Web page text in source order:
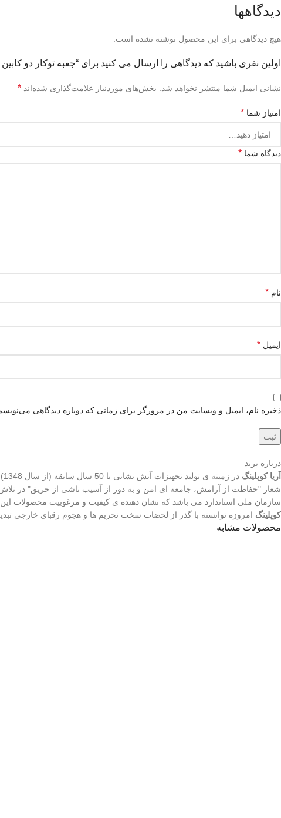
دیدگاهها
هیچ دیدگاهی برای این محصول نوشته نشده است.
اولین نفری باشید که دیدگاهی را ارسال می کنید برای “جعبه توکار دو
نشانی ایمیل شما منتشر نخواهد شد. بخش‌های موردنیاز علامت‌گذاری شده‌اند *
امتیاز شما *
دیدگاه شما *
نام *
ایمیل *
ذخیره نام، ایمیل و وبسایت من در مرورگر برای زمانی که دوباره دیدگاهی
درباره برند
آریا کوپلینگ
شعار "حفاظت از آرامش، جامعه ای امن و به دور از آسیب ناشی از حریق" در تلاش
سازمان ملی استاندارد می باشد که نشان دهنده ی کیفیت و مرغوبیت محصولات
کوپلینگ امروزه توانسته با گذر از لحضات سخت تحریم ها و هجوم رقبای خارجی
محصولات مشابه